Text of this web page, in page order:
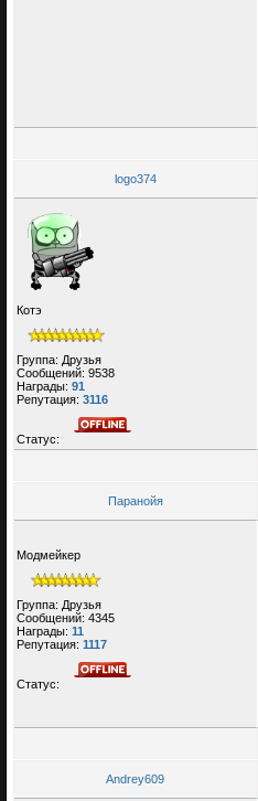
logo374
Котэ
Группа: Друзья
Сообщений: 9538
Награды: 91
Репутация: 3116
Статус:
Паранойя
Модмейкер
Группа: Друзья
Сообщений: 4345
Награды: 11
Репутация: 1117
Статус:
Andrey609